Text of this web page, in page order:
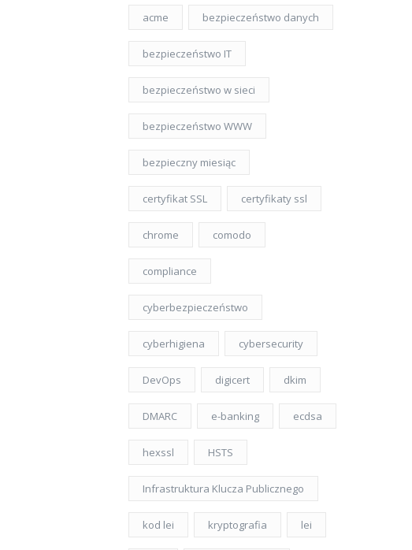
acme bezpieczeństwo danych
bezpieczeństwo IT
bezpieczeństwo w sieci
bezpieczeństwo WWW
bezpieczny miesiąc
certyfikat SSL certyfikaty ssl
chrome comodo
compliance
cyberbezpieczeństwo
cyberhigiena cybersecurity
DevOps digicert dkim
DMARC e-banking ecdsa
hexssl HSTS
Infrastruktura Klucza Publicznego
kod lei kryptografia lei